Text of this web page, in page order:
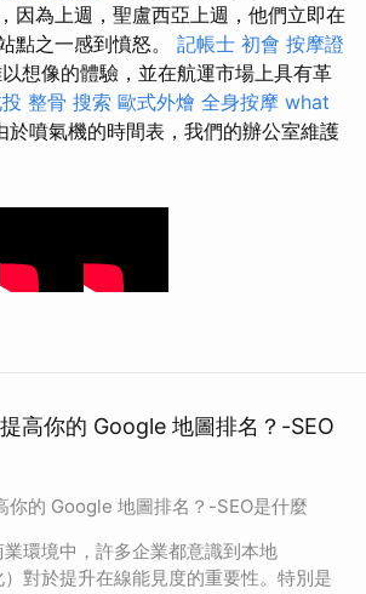
因為上週，聖盧西亞上週，他們立即在
點之一感到憤怒。 記帳士 初會 按摩證
想像的體驗，並在航運市場上具有革
整骨 搜索 歐式外燴 全身按摩 what
於噴氣機的時間表，我們的辦公室維護
高你的 Google 地圖排名？-SEO
你的 Google 地圖排名？-SEO是什麼
環境中，許多企業都意識到本地
對於提升在線能見度的重要性。特別是